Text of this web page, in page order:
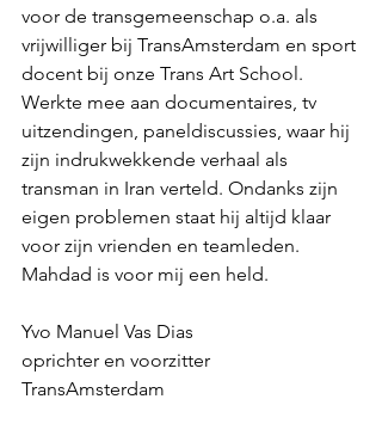
voor de transgemeenschap o.a. als
vrijwilliger bij TransAmsterdam en sport
docent bij onze Trans Art School.
Werkte mee aan documentaires, tv
uitzendingen, paneldiscussies, waar hij
zijn indrukwekkende verhaal als
transman in Iran verteld. Ondanks zijn
eigen problemen staat hij altijd klaar
voor zijn vrienden en teamleden.
Mahdad is voor mij een held.
Yvo Manuel Vas Dias
oprichter en voorzitter
TransAmsterdam